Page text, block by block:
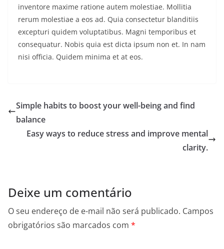
inventore maxime ratione autem molestiae. Mollitia
rerum molestiae a eos ad. Quia consectetur blanditiis
excepturi quidem voluptatibus. Magni temporibus et
consequatur. Nobis quia est dicta ipsum non et. In nam
nisi officia. Quidem minima et at eos.
Simple habits to boost your well-being and find
balance
Easy ways to reduce stress and improve mental
clarity.
Deixe um comentário
O seu endereço de e-mail não será publicado. Campos
obrigatórios são marcados com *